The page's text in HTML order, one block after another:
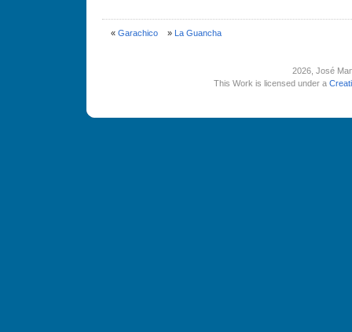
« Garachico» La Guancha
2026, José
This Work is licensed under a